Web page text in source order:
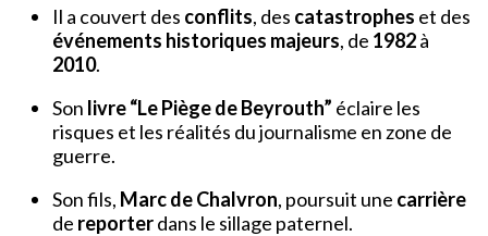
Il a couvert des conflits, des catastrophes et des
événements historiques majeurs, de 1982à
2010.
Son livre “Le Piège de Beyrouth” éclaire les
risques et les réalités du journalisme en zone de
guerre.
Son fils, Marc de Chalvron, poursuit une carrière
de reporterdans le sillage paternel.